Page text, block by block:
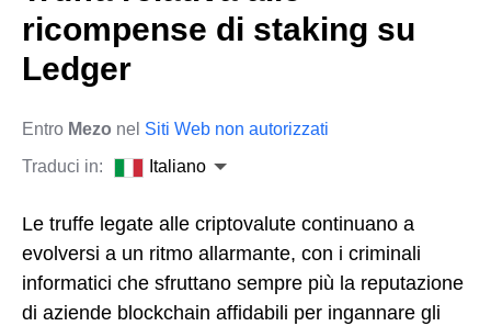
ricompense di staking su
Ledger
Entro Mezo nel Siti Web non autorizzati
Traduci in:
Italiano
Le truffe legate alle criptovalute continuano a
evolversi a un ritmo allarmante, con i criminali
informatici che sfruttano sempre più la reputazione
di aziende blockchain affidabili per ingannare gli